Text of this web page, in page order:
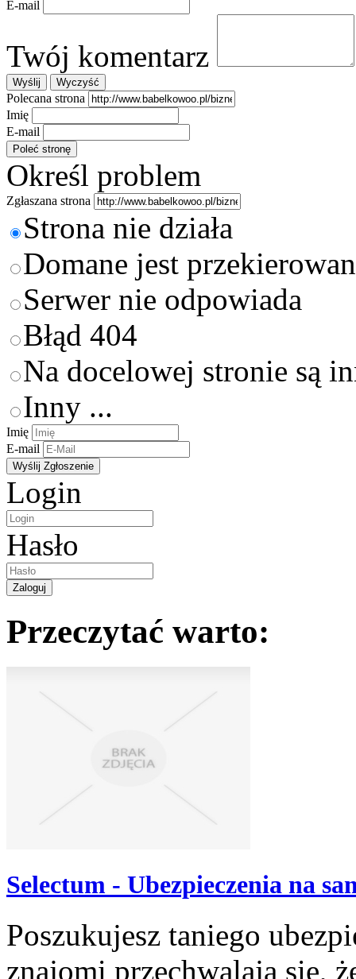
E-mail
Twój komentarz
Polecana strona
Imię
E-mail
Określ problem
Zgłaszana strona
Strona nie działa
Domane jest
Serwer nie odpowiada
Błąd 404
Na docelowej stronie są
Inny ...
Imię
E-mail
Login
Hasło
Przeczytać warto:
Selectum - Ubezpieczenia na
Poszukujesz taniego
znajomi przechwalają się,